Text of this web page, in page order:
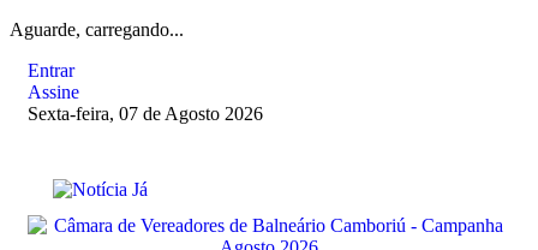
Aguarde, carregando...
Entrar
Assine
Sexta-feira, 07 de Agosto 2026